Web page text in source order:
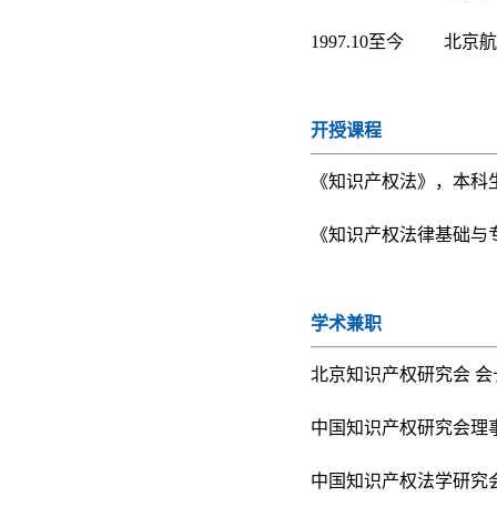
1997.10至今 北京航
开授课程
《知识产权法》，本
《知识产权法律基础
学术兼职
北京知识产权研究会 会
中国知识产权研究会理
中国知识产权法学研究